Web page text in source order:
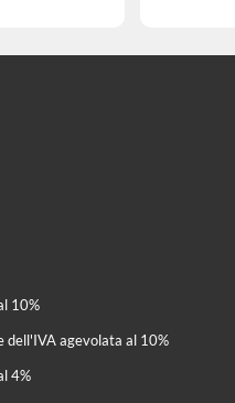
10%
dell'IVA agevolata al 10%
4%